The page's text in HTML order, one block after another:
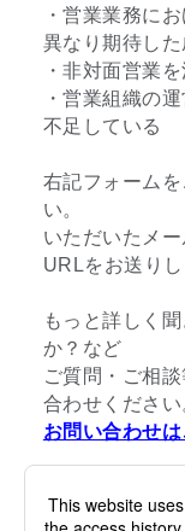
・営業業務に
異なり期待し
・非対面営業
・営業組織の
不足している
右記フォーム
い。
いただいたメ
URLをお送りし
もっと詳しく
か？など
ご質問・ご相
合わせください
お問い合わせは
資